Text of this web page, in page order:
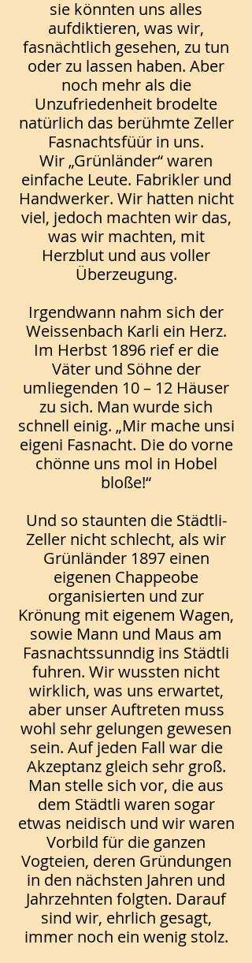
sie könnten uns alles
aufdiktieren, was wir,
fasnächtlich gesehen, zu tun
oder zu lassen haben. Aber
noch mehr als die
Unzufriedenheit brodelte
natürlich das berühmte Zeller
Fasnachtsfüür in uns.
Wir „Grünländer“ waren
einfache Leute. Fabrikler und
Handwerker. Wir hatten nicht
viel, jedoch machten wir das,
was wir machten, mit
Herzblut und aus voller
Überzeugung.
Irgendwann nahm sich der
Weissenbach Karli ein Herz.
Im Herbst 1896 rief er die
Väter und Söhne der
umliegenden 10 – 12 Häuser
zu sich. Man wurde sich
schnell einig. „Mir mache unsi
eigeni Fasnacht. Die do vorne
chönne uns mol in Hobel
bloße!“
Und so staunten die Städtli-
Zeller nicht schlecht, als wir
Grünländer 1897 einen
eigenen Chappeobe
organisierten und zur
Krönung mit eigenem Wagen,
sowie Mann und Maus am
Fasnachtssunndig ins Städtli
fuhren. Wir wussten nicht
wirklich, was uns erwartet,
aber unser Auftreten muss
wohl sehr gelungen gewesen
sein. Auf jeden Fall war die
Akzeptanz gleich sehr groß.
Man stelle sich vor, die aus
dem Städtli waren sogar
etwas neidisch und wir waren
Vorbild für die ganzen
Vogteien, deren Gründungen
in den nächsten Jahren und
Jahrzehnten folgten. Darauf
sind wir, ehrlich gesagt,
immer noch ein wenig stolz.